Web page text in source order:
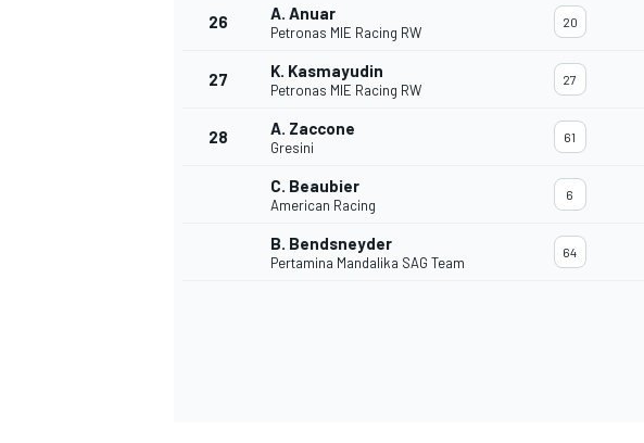
MÁS CATEGORÍAS
26 A. Anuar
Petronas MIE Racing RW
20
27 K. Kasmayudin
Petronas MIE Racing RW
27
28 A. Zaccone
Gresini
61
C. Beaubier
American Racing
6
B. Bendsneyder
Pertamina Mandalika SAG Team
64